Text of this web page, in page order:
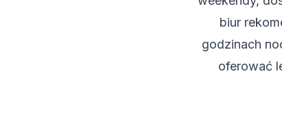
biur
godzinach
oferować